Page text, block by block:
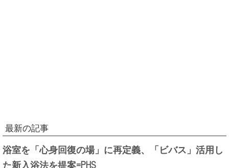
最新の記事
浴室を「心身回復の場」に再定義、「ビバス」活用し
た新入浴法を提案=PHS